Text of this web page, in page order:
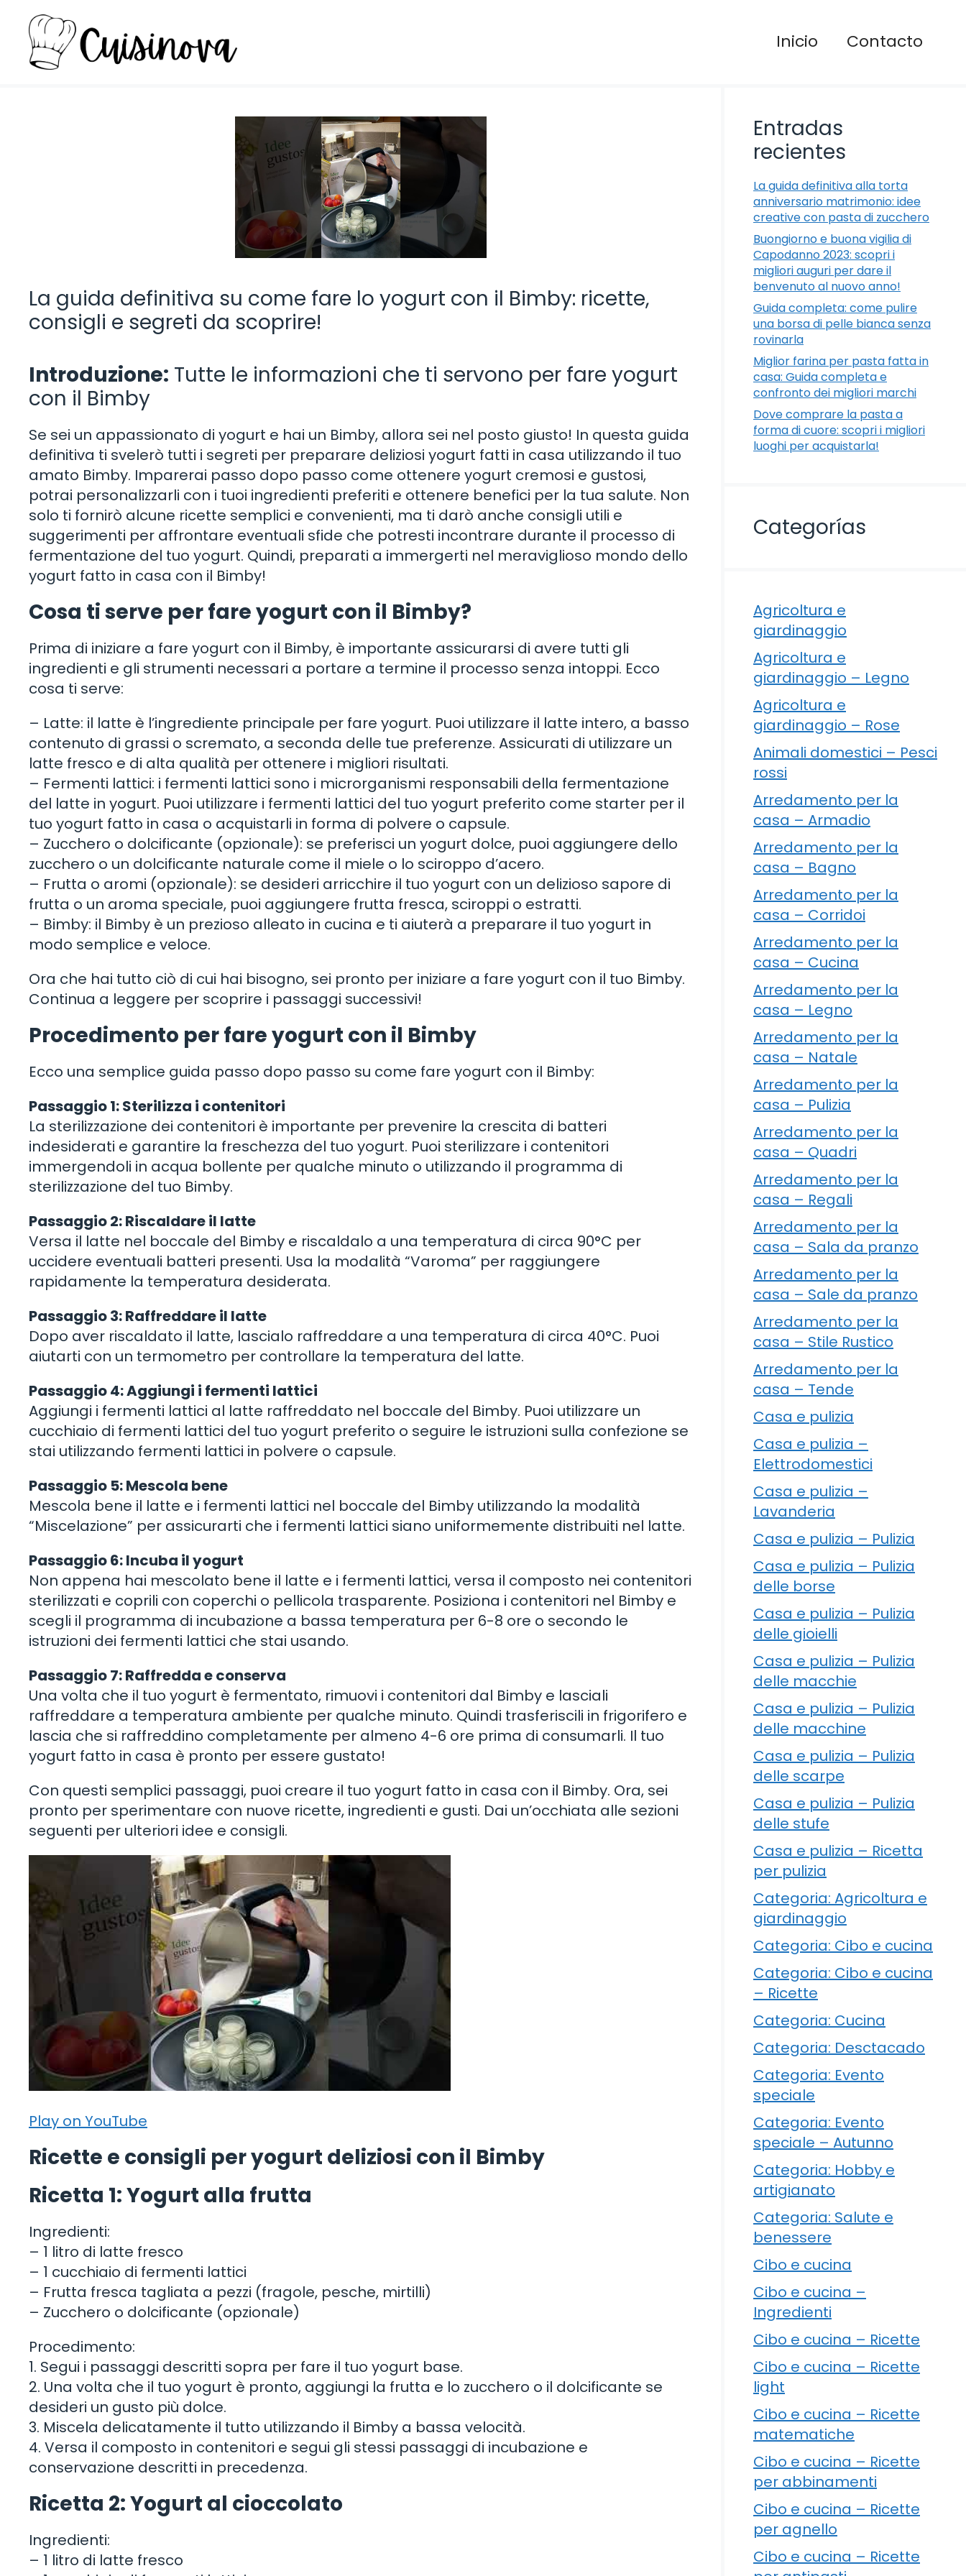
contenuto
Inicio Contacto
La guida definitiva su come fare lo yogurt con il Bimby: ricette,
consigli e segreti da scoprire!
Introduzione: Tutte le informazioni che ti servono per fare yogurt
con il Bimby
Se sei un appassionato di yogurt e hai un Bimby, allora sei nel posto giusto! In questa guida
definitiva ti svelerò tutti i segreti per preparare deliziosi yogurt fatti in casa utilizzando il tuo
amato Bimby. Imparerai passo dopo passo come ottenere yogurt cremosi e gustosi,
potrai personalizzarli con i tuoi ingredienti preferiti e ottenere benefici per la tua salute. Non
solo ti fornirò alcune ricette semplici e convenienti, ma ti darò anche consigli utili e
suggerimenti per affrontare eventuali sfide che potresti incontrare durante il processo di
fermentazione del tuo yogurt. Quindi, preparati a immergerti nel meraviglioso mondo dello
yogurt fatto in casa con il Bimby!
Cosa ti serve per fare yogurt con il Bimby?
Prima di iniziare a fare yogurt con il Bimby, è importante assicurarsi di avere tutti gli
ingredienti e gli strumenti necessari a portare a termine il processo senza intoppi. Ecco
cosa ti serve:
– Latte: il latte è l’ingrediente principale per fare yogurt. Puoi utilizzare il latte intero, a basso
contenuto di grassi o scremato, a seconda delle tue preferenze. Assicurati di utilizzare un
latte fresco e di alta qualità per ottenere i migliori risultati.
– Fermenti lattici: i fermenti lattici sono i microrganismi responsabili della fermentazione
del latte in yogurt. Puoi utilizzare i fermenti lattici del tuo yogurt preferito come starter per il
tuo yogurt fatto in casa o acquistarli in forma di polvere o capsule.
– Zucchero o dolcificante (opzionale): se preferisci un yogurt dolce, puoi aggiungere dello
zucchero o un dolcificante naturale come il miele o lo sciroppo d’acero.
– Frutta o aromi (opzionale): se desideri arricchire il tuo yogurt con un delizioso sapore di
frutta o un aroma speciale, puoi aggiungere frutta fresca, sciroppi o estratti.
– Bimby: il Bimby è un prezioso alleato in cucina e ti aiuterà a preparare il tuo yogurt in
modo semplice e veloce.
Ora che hai tutto ciò di cui hai bisogno, sei pronto per iniziare a fare yogurt con il tuo Bimby.
Continua a leggere per scoprire i passaggi successivi!
Procedimento per fare yogurt con il Bimby
Ecco una semplice guida passo dopo passo su come fare yogurt con il Bimby:
Passaggio 1: Sterilizza i contenitori
La sterilizzazione dei contenitori è importante per prevenire la crescita di batteri
indesiderati e garantire la freschezza del tuo yogurt. Puoi sterilizzare i contenitori
immergendoli in acqua bollente per qualche minuto o utilizzando il programma di
sterilizzazione del tuo Bimby.
Passaggio 2: Riscaldare il latte
Versa il latte nel boccale del Bimby e riscaldalo a una temperatura di circa 90°C per
uccidere eventuali batteri presenti. Usa la modalità “Varoma” per raggiungere
rapidamente la temperatura desiderata.
Passaggio 3: Raffreddare il latte
Dopo aver riscaldato il latte, lascialo raffreddare a una temperatura di circa 40°C. Puoi
aiutarti con un termometro per controllare la temperatura del latte.
Passaggio 4: Aggiungi i fermenti lattici
Aggiungi i fermenti lattici al latte raffreddato nel boccale del Bimby. Puoi utilizzare un
cucchiaio di fermenti lattici del tuo yogurt preferito o seguire le istruzioni sulla confezione se
stai utilizzando fermenti lattici in polvere o capsule.
Passaggio 5: Mescola bene
Mescola bene il latte e i fermenti lattici nel boccale del Bimby utilizzando la modalità
“Miscelazione” per assicurarti che i fermenti lattici siano uniformemente distribuiti nel latte.
Passaggio 6: Incuba il yogurt
Non appena hai mescolato bene il latte e i fermenti lattici, versa il composto nei contenitori
sterilizzati e coprili con coperchi o pellicola trasparente. Posiziona i contenitori nel Bimby e
scegli il programma di incubazione a bassa temperatura per 6-8 ore o secondo le
istruzioni dei fermenti lattici che stai usando.
Passaggio 7: Raffredda e conserva
Una volta che il tuo yogurt è fermentato, rimuovi i contenitori dal Bimby e lasciali
raffreddare a temperatura ambiente per qualche minuto. Quindi trasferiscili in frigorifero e
lascia che si raffreddino completamente per almeno 4-6 ore prima di consumarli. Il tuo
yogurt fatto in casa è pronto per essere gustato!
Con questi semplici passaggi, puoi creare il tuo yogurt fatto in casa con il Bimby. Ora, sei
pronto per sperimentare con nuove ricette, ingredienti e gusti. Dai un’occhiata alle sezioni
seguenti per ulteriori idee e consigli.
Play on YouTube
Ricette e consigli per yogurt deliziosi con il Bimby
Ricetta 1: Yogurt alla frutta
Ingredienti:
– 1 litro di latte fresco
– 1 cucchiaio di fermenti lattici
– Frutta fresca tagliata a pezzi (fragole, pesche, mirtilli)
– Zucchero o dolcificante (opzionale)
Procedimento:
1. Segui i passaggi descritti sopra per fare il tuo yogurt base.
2. Una volta che il tuo yogurt è pronto, aggiungi la frutta e lo zucchero o il dolcificante se
desideri un gusto più dolce.
3. Miscela delicatamente il tutto utilizzando il Bimby a bassa velocità.
4. Versa il composto in contenitori e segui gli stessi passaggi di incubazione e
conservazione descritti in precedenza.
Ricetta 2: Yogurt al cioccolato
Ingredienti:
– 1 litro di latte fresco
Entradas
recientes
La guida definitiva alla torta
anniversario matrimonio: idee
creative con pasta di zucchero
Buongiorno e buona vigilia di
Capodanno 2023: scopri i
migliori auguri per dare il
benvenuto al nuovo anno!
Guida completa: come pulire
una borsa di pelle bianca senza
rovinarla
Miglior farina per pasta fatta in
casa: Guida completa e
confronto dei migliori marchi
Dove comprare la pasta a
forma di cuore: scopri i migliori
luoghi per acquistarla!
Categorías
Agricoltura e
giardinaggio
Agricoltura e
giardinaggio – Legno
Agricoltura e
giardinaggio – Rose
Animali domestici – Pesci
rossi
Arredamento per la
casa – Armadio
Arredamento per la
casa – Bagno
Arredamento per la
casa – Corridoi
Arredamento per la
casa – Cucina
Arredamento per la
casa – Legno
Arredamento per la
casa – Natale
Arredamento per la
casa – Pulizia
Arredamento per la
casa – Quadri
Arredamento per la
casa – Regali
Arredamento per la
casa – Sala da pranzo
Arredamento per la
casa – Sale da pranzo
Arredamento per la
casa – Stile Rustico
Arredamento per la
casa – Tende
Casa e pulizia
Casa e pulizia –
Elettrodomestici
Casa e pulizia –
Lavanderia
Casa e pulizia – Pulizia
Casa e pulizia – Pulizia
delle borse
Casa e pulizia – Pulizia
delle gioielli
Casa e pulizia – Pulizia
delle macchie
Casa e pulizia – Pulizia
delle macchine
Casa e pulizia – Pulizia
delle scarpe
Casa e pulizia – Pulizia
delle stufe
Casa e pulizia – Ricetta
per pulizia
Categoria: Agricoltura e
giardinaggio
Categoria: Cibo e cucina
Categoria: Cibo e cucina
– Ricette
Categoria: Cucina
Categoria: Desctacado
Categoria: Evento
speciale
Categoria: Evento
speciale – Autunno
Categoria: Hobby e
artigianato
Categoria: Salute e
benessere
Cibo e cucina
Cibo e cucina –
Ingredienti
Cibo e cucina – Ricette
Cibo e cucina – Ricette
light
Cibo e cucina – Ricette
matematiche
Cibo e cucina – Ricette
per abbinamenti
Cibo e cucina – Ricette
per agnello
Cibo e cucina – Ricette